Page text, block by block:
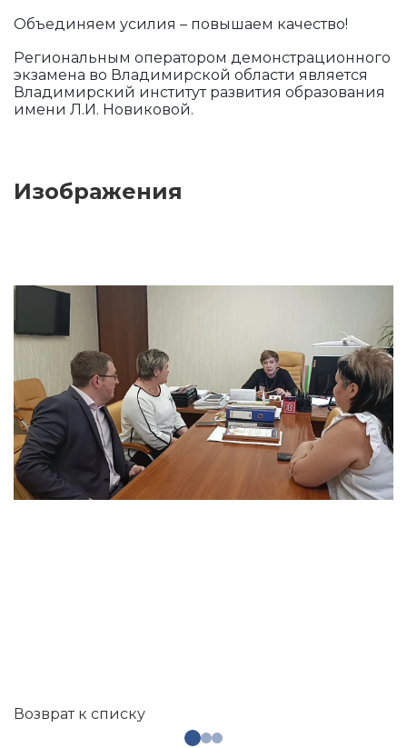
Объединяем усилия – повышаем качество!
Региональным оператором демонстрационного
экзамена во Владимирской области является
Владимирский институт развития образования
имени Л.И. Новиковой.
Изображения
Возврат к списку